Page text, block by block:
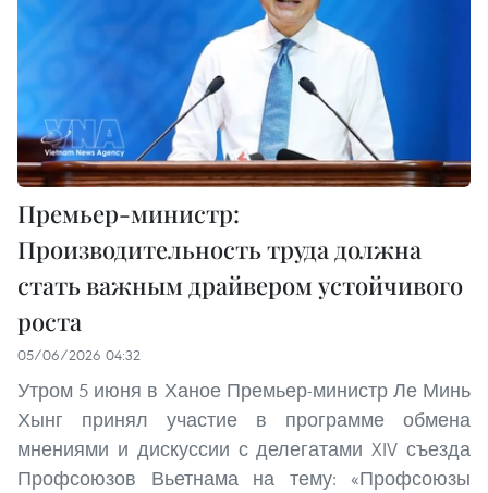
Премьер-министр:
Производительность труда должна
стать важным драйвером устойчивого
роста
05/06/2026 04:32
Утром 5 июня в Ханое Премьер-министр Ле Минь
Хынг принял участие в программе обмена
мнениями и дискуссии с делегатами XIV съезда
Профсоюзов Вьетнама на тему: «Профсоюзы